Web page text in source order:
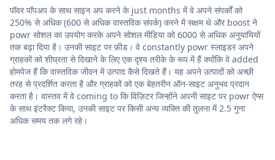
पॉवर पॉपअप के साथ साइन अप करने के just months में वे अपने संपर्कों को
250% से अधिक (600 से अधिक वास्तविक संपर्क) करने में सक्षम थे और boost ने
powr सोशल का उपयोग करके अपने सोशल मीडिया को 6000 से अधिक अनुयायियों
तक बढ़ा दिया है। उनकी साइट पर फ़ीड। वे constantly powr स्लाइडर अपने
ग्राहकों को शीघ्रता से दिखाने के लिए एक दृश्य तरीके के रूप में हैं क्योंकि वे added
होमपेज हैं कि वास्तविक जीवन में उत्पाद कैसे दिखते हैं। यह अपने उत्पादों को अच्छी
तरह से प्रदर्शित करता है और ग्राहकों को एक बेहतरीन ऑन-साइट अनुभव प्रदान
करता है। वास्तव में वे coming to कि विज़िटर जिन्होंने अपनी साइट पर powr ऐप्स
के साथ इंटरैक्ट किया, उनकी साइट पर किसी अन्य व्यक्ति की तुलना में 2.5 गुना
अधिक समय तक लगे रहे।